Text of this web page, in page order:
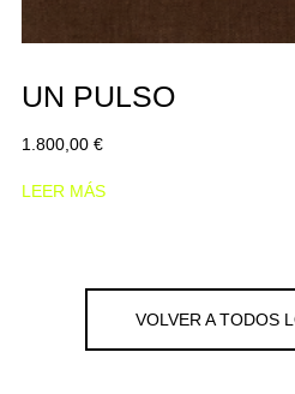
UN PULSO
1.800,00 €
LEER MÁS
VOLVER A TODOS